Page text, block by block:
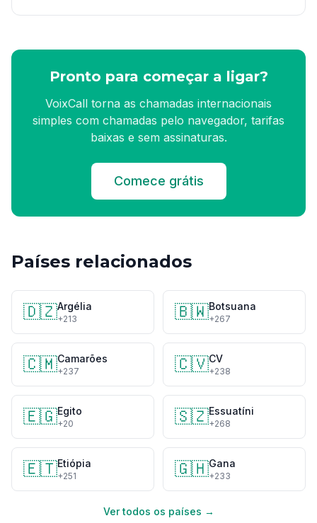
Pronto para começar a ligar?
VoixCall torna as chamadas internacionais
simples com chamadas pelo navegador, tarifas
baixas e sem assinaturas.
Comece grátis
Países relacionados
🇩🇿Argélia
+213 🇧🇼Botsuana
+267
🇨🇲Camarões
+237 🇨🇻CV
+238
🇪🇬Egito
+20 🇸🇿Essuatíni
+268
🇪🇹Etiópia
+251 🇬🇭Gana
+233
Ver todos os países →